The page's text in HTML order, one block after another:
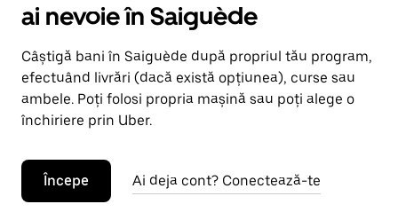
ai nevoie în Saiguède
Câștigă bani în Saiguède după propriul tău program,
efectuând livrări (dacă există opțiunea), curse sau
ambele. Poți folosi propria mașină sau poți alege o
închiriere prin Uber.
Începe Ai deja cont? Conectează-te